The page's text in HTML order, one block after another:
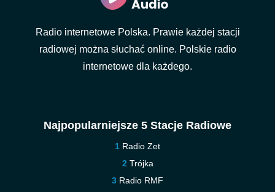
Radio internetowe Polska. Prawie każdej stacji
radiowej można słuchać online. Polskie radio
internetowe dla każdego.
Najpopularniejsze 5 Stacje Radiowe
Radio Zet
Trójka
Radio RMF